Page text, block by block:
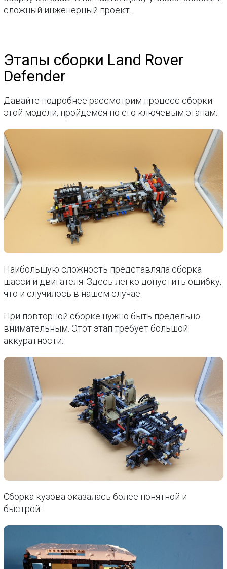
сложный инженерный проект.
Этапы сборки Land Rover
Defender
Давайте подробнее рассмотрим процесс сборки
этой модели, пройдемся по его ключевым этапам:
Наибольшую сложность представляла сборка
шасси и двигателя. Здесь легко допустить ошибку,
что и случилось в нашем случае.
При повторной сборке нужно быть предельно
внимательным. Этот этап требует большой
аккуратности.
Сборка кузова оказалась более понятной и
быстрой: